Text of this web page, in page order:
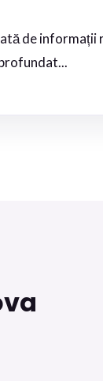
de informații